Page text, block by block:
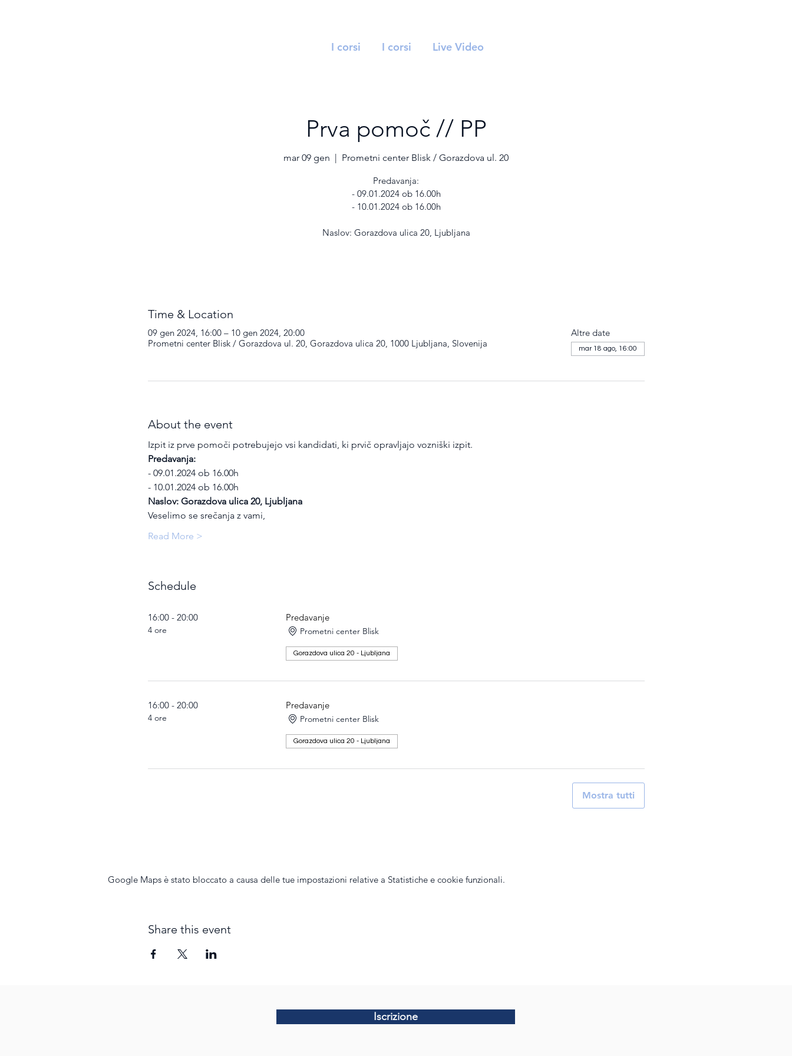
Prva pomoč // PP
mar 09 gen
  |
Prometni center Blisk / Gorazdova ul. 20
Predavanja:
- 09.01.2024 ob 16.00h
- 10.01.2024 ob 16.00h
Naslov: Gorazdova ulica 20, Ljubljana
Time & Location
09 gen 2024, 16:00 – 10 gen 2024, 20:00
Prometni center Blisk / Gorazdova ul. 20, Gorazdova ulica 20, 1000 Ljubljana, Slovenija
Altre date
mar 18 ago, 16:00
About the event
Izpit iz prve pomoči potrebujejo vsi kandidati, ki prvič opravljajo vozniški izpit.
Predavanja:
- 09.01.2024 ob 16.00h
- 10.01.2024 ob 16.00h
Naslov: Gorazdova ulica 20, Ljubljana
Veselimo se srečanja z vami,
Read More >
Schedule
16:00 - 20:00
4 ore
Predavanje
Prometni center Blisk
Gorazdova ulica 20 - Ljubljana
16:00 - 20:00
4 ore
Predavanje
Prometni center Blisk
Gorazdova ulica 20 - Ljubljana
Mostra tutti
Google Maps è stato bloccato a causa delle tue impostazioni relative a Statistiche e cookie funzionali.
Share this event
Iscrizione
I corsi I corsi Live Video